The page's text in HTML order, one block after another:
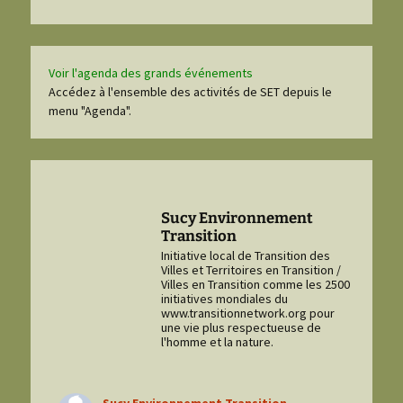
Voir l'agenda des grands événements
Accédez à l'ensemble des activités de SET depuis le
menu "Agenda".
Sucy Environnement
Transition
Initiative local de Transition des
Villes et Territoires en Transition /
Villes en Transition comme les 2500
initiatives mondiales du
www.transitionnetwork.org pour
une vie plus respectueuse de
l'homme et la nature.